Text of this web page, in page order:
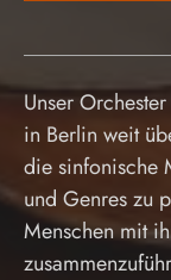
Unser
in Berlin weit
die sinfonische
und Genres zu
Menschen mit